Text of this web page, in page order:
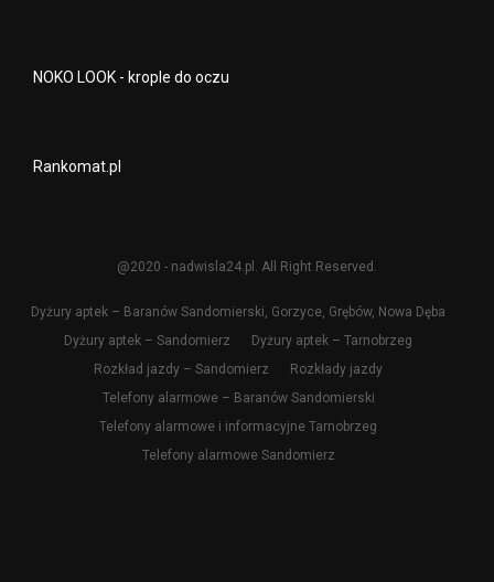
NOKO LOOK - krople do oczu
Rankomat.pl
@2020 - nadwisla24.pl. All Right Reserved.
Dyżury aptek – Baranów Sandomierski, Gorzyce, Grębów, Nowa Dęba
Dyżury aptek – Sandomierz
Dyżury aptek – Tarnobrzeg
Rozkład jazdy – Sandomierz
Rozkłady jazdy
Telefony alarmowe – Baranów Sandomierski
Telefony alarmowe i informacyjne Tarnobrzeg
Telefony alarmowe Sandomierz